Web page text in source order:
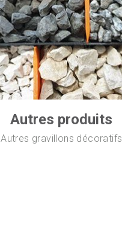
Autres produits
Autres gravillons décoratifs